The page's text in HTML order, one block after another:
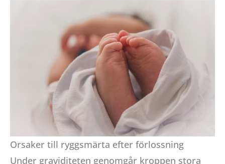
Orsaker till ryggsmärta efter förlossning
Under graviditeten genomgår kroppen stora